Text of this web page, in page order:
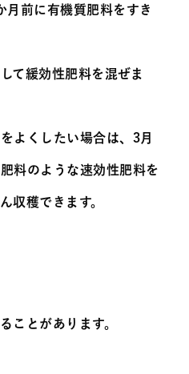
月前に有機質肥料をすき
て緩効性肥料を混ぜま
よくしたい場合は、3月
料のような速効性肥料を
収穫できます。
ことがあります。